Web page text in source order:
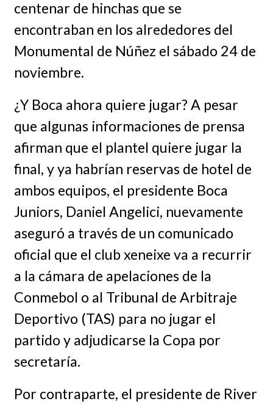
centenar de hinchas que se
encontraban en los alrededores del
Monumental de Núñez el sábado 24 de
noviembre.
¿Y Boca ahora quiere jugar? A pesar
que algunas informaciones de prensa
afirman que el plantel quiere jugar la
final, y ya habrían reservas de hotel de
ambos equipos, el presidente Boca
Juniors, Daniel Angelici, nuevamente
aseguró a través de un comunicado
oficial que el club xeneixe va a recurrir
a la cámara de apelaciones de la
Conmebol o al Tribunal de Arbitraje
Deportivo (TAS) para no jugar el
partido y adjudicarse la Copa por
secretaría.
Por contraparte, el presidente de River